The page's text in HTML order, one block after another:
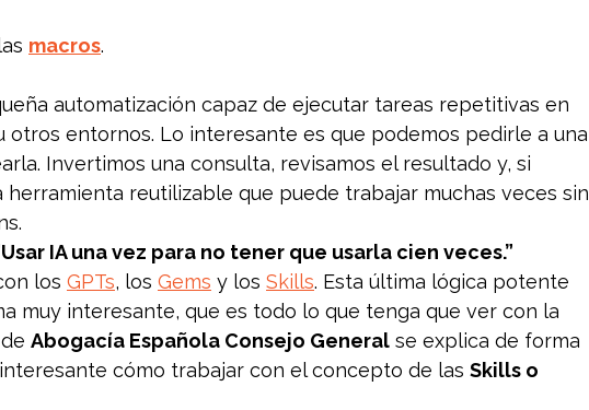
macros.
automatización capaz de ejecutar tareas repetitivas en
otros entornos. Lo interesante es que podemos pedirle a una
Invertimos una consulta, revisamos el resultado y, si
herramienta reutilizable que puede trabajar muchas veces sin
IA una vez para no tener que usarla cien veces.”
los GPTs, los Gems y los Skills. Esta última lógica potente
muy interesante, que es todo lo que tenga que ver con la
Abogacía Española Consejo General se explica de forma
cómo trabajar con el concepto de las Skills o